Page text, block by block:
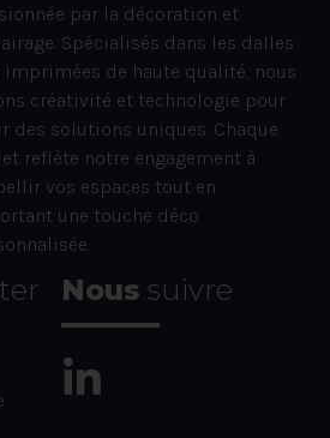
par la décoration et
Spécialisés dans les dalles
imprimées de haute qualité, nous
créativité et technologie pour
des solutions uniques. Chaque
reflète notre engagement à
vos espaces tout en
une touche déco
Nous suivre